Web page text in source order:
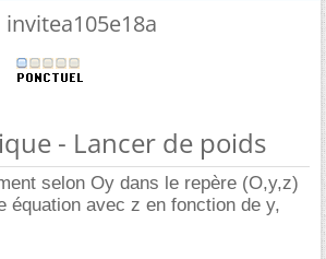
invitea105e18a
- Lancer de poids
selon Oy dans le repère (O,y,z)
équation avec z en fonction de y,